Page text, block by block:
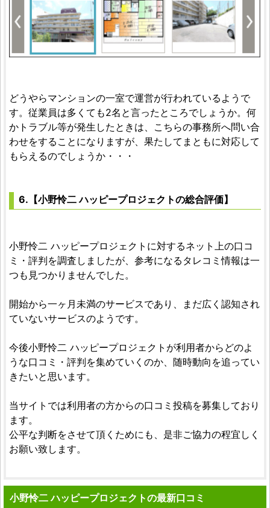
どうやらマンションの一室で運営が行われているようで
す。従業員は多くても2名と言ったところでしょうか。何
かトラブル等が発生したときは、こちらの事務所へ問い合
わせをすることになりますが、果たしてまともに対応して
もらえるのでしょうか・・・
6.【小野怜二 ハッピープロジェクトの総合評価】
小野怜二 ハッピープロジェクトに対するネット上の口コ
ミ・評判を調査しましたが、参考になるタレコミ情報は一
つも見つかりませんでした。
開始から一ヶ月未満のサービスであり、まだ広く認知され
ていないサービスのようです。
今後小野怜二 ハッピープロジェクトが利用者からどのよ
うな口コミ・評判を集めていくのか、随時動向を追ってい
きたいと思います。
当サイトでは利用者の方からの口コミ投稿を募集しており
ます。
公平な判断をさせて頂くためにも、是非ご協力の程宜しく
お願い致します。
小野怜二 ハッピープロジェクトの最新口コミ